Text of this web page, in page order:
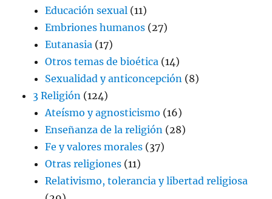
Educación sexual (11)
Embriones humanos (27)
Eutanasia (17)
Otros temas de bioética (14)
Sexualidad y anticoncepción (8)
3 Religión (124)
Ateísmo y agnosticismo (16)
Enseñanza de la religión (28)
Fe y valores morales (37)
Otras religiones (11)
Relativismo, tolerancia y libertad religiosa